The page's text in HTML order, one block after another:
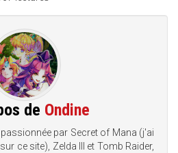
de Ondine
par Secret of Mana (j'ai
ce site), Zelda III et Tomb Raider,